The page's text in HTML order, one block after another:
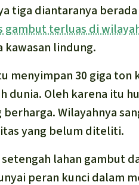
tiga diantaranya
gambut terluas di
kawasan lindung.
menyimpan 30 giga ton
dunia. Oleh karena itu
Wilayahnya
yang belum diteliti.
lahan gambut
peran kunci dalam